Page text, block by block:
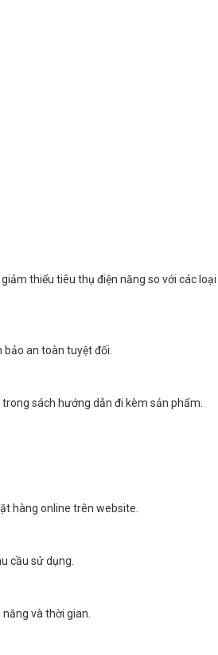
thiểu tiêu thụ điện năng so với các
an toàn tuyệt đối.
sách hướng dẫn đi kèm sản phẩm.
hàng online trên website.
cầu sử dụng.
và thời gian.